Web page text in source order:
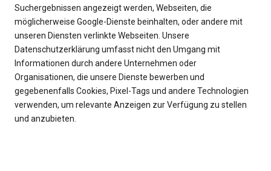
Suchergebnissen angezeigt werden, Webseiten, die
möglicherweise Google-Dienste beinhalten, oder andere mit
unseren Diensten verlinkte Webseiten. Unsere
Datenschutzerklärung umfasst nicht den Umgang mit
Informationen durch andere Unternehmen oder
Organisationen, die unsere Dienste bewerben und
gegebenenfalls Cookies, Pixel-Tags und andere Technologien
verwenden, um relevante Anzeigen zur Verfügung zu stellen
und anzubieten.